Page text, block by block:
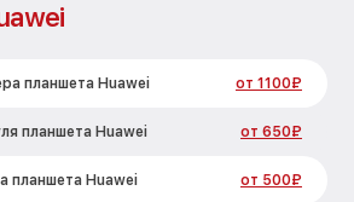
планшета Huawei от 1100₽
планшета Huawei от 650₽
планшета Huawei от 500₽